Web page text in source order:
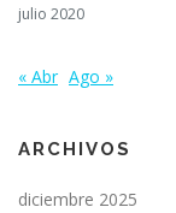
julio 2020
« Abr Ago »
ARCHIVOS
diciembre 2025